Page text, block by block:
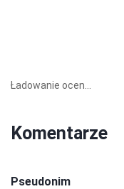
Ładowanie ocen...
Komentarze
Pseudonim